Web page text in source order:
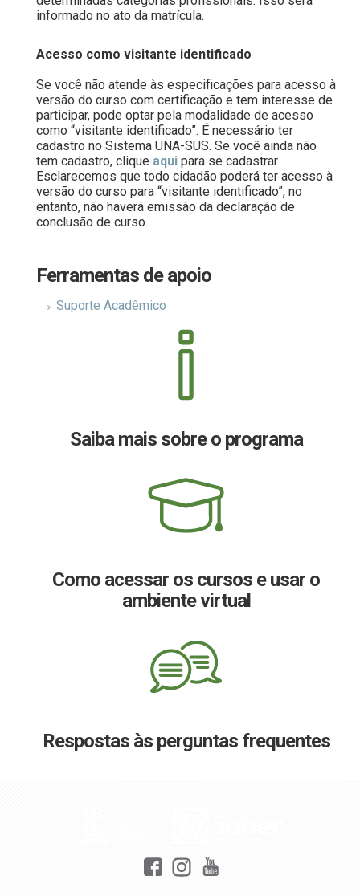
informado no ato da matrícula.
Acesso como visitante identificado
Se você não atende às especificações para acesso à
versão do curso com certificação e tem interesse de
participar, pode optar pela modalidade de acesso
como “visitante identificado”. É necessário ter
cadastro no Sistema UNA-SUS. Se você ainda não
tem cadastro, clique aqui para se cadastrar.
Esclarecemos que todo cidadão poderá ter acesso à
versão do curso para “visitante identificado”, no
entanto, não haverá emissão da declaração de
conclusão de curso.
Ferramentas de apoio
Suporte Acadêmico
Saiba mais sobre o programa
Como acessar os cursos e usar o
ambiente virtual
Respostas às perguntas frequentes